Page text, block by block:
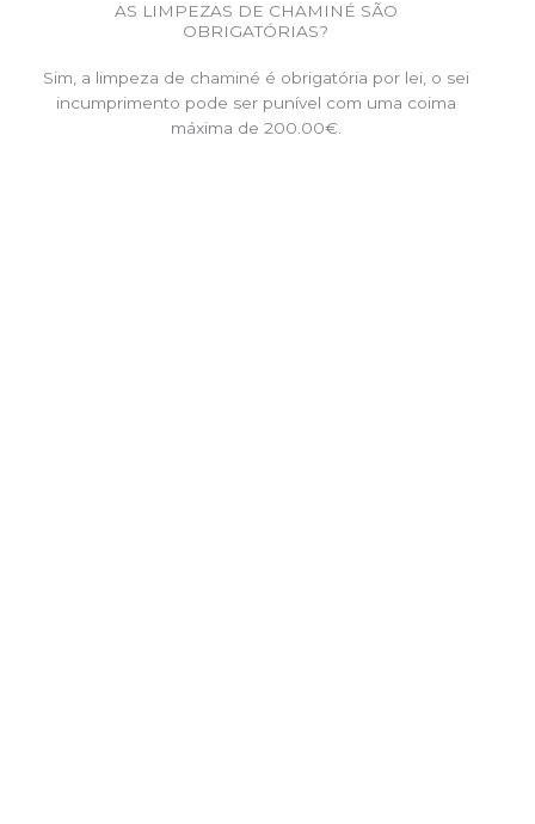
AS LIMPEZAS DE CHAMINÉ SÃO
OBRIGATÓRIAS?
Sim, a limpeza de chaminé é obrigatória por lei, o sei
incumprimento pode ser punível com uma coima
máxima de 200.00€.